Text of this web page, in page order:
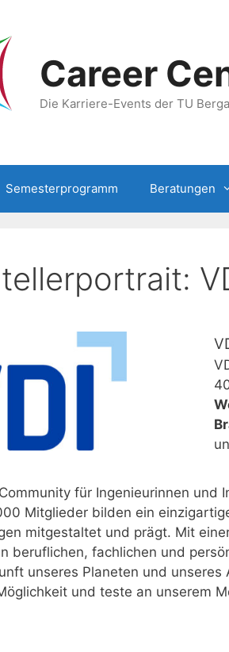
Career
Die Karriere-Events der TU
Semesterprogramm Beratungen
für Ingenieurinnen und
Mitglieder bilden ein
mitgestaltet und prägt. Mit
beruflichen, fachlichen und
unseres Planeten und
und teste an unserem